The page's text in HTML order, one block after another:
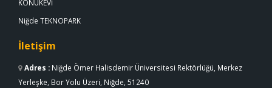
KONUKEVİ
Niğde TEKNOPARK
İletişim
Adres : Niğde Ömer Halisdemir Üniversitesi Rektörlüğü, Merkez
Yerleşke, Bor Yolu Üzeri, Niğde, 51240